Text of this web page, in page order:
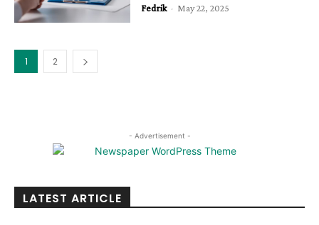
Fedrik - May 22, 2025
1 2
- Advertisement -
LATEST ARTICLE